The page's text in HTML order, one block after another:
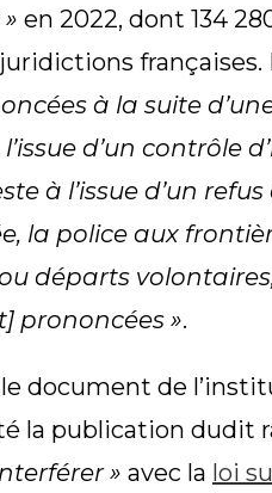
en 2022, dont 134
françaises.
à la suite
d’un contrôle
à l’issue d’un
la police aux
départs
prononcées ».
document de
la publication dudit
» avec la loi